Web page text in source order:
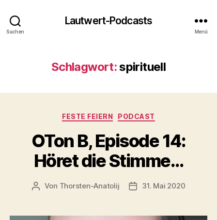
Suchen
Lautwert-Podcasts
Menü
Schlagwort:spirituell
Kategorien
FESTE FEIERN PODCAST
OTon B, Episode 14:
Höret die Stimme…
Beitragsautor
Von Thorsten-Anatolij Veröffentlichungsdatum
31. Mai 2020